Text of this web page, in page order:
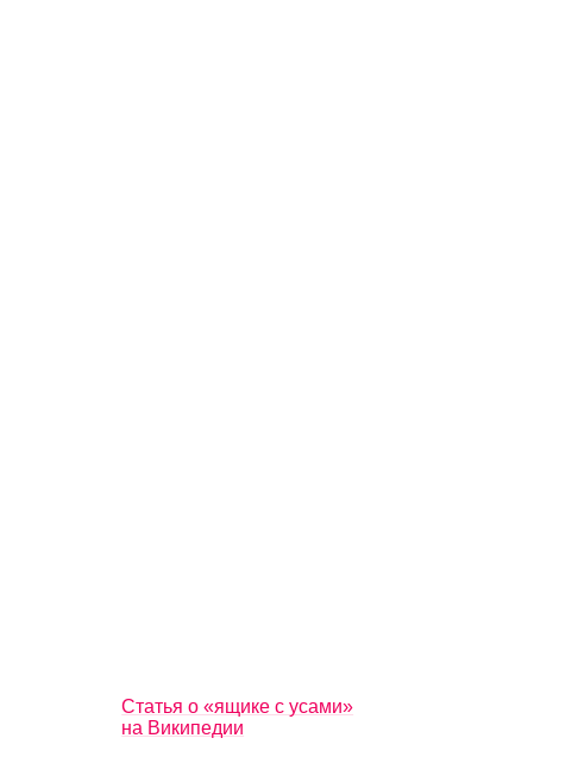
Статья о «ящике с усами»
на Википедии